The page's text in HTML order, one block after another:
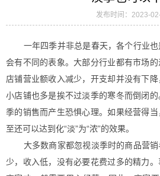
发布时间：2023-
一年四季并非总是春天，各个行业也
会有不同的表象。大部分行业都有市场的
店铺营业额收入减少，开支却并没有下
小店铺也多是挨不过淡季的寒冬而倒闭
季的销售而产生恐惧心理。如果经营得
至还可以达到化“淡”为“浓”的效果。
大多数商家都忽视淡季时的商品营销
少，收入低，没有必要花费过多的精力